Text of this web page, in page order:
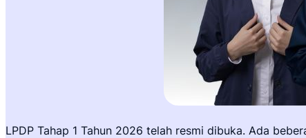
LPDP Tahap 1 Tahun 2026 telah resmi dibuka. Ada